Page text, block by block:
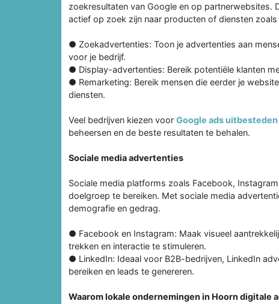
zoekresultaten van Google en op partnerwebsites.
actief op zoek zijn naar producten of diensten zoals
● Zoekadvertenties: Toon je advertenties aan
voor je bedrijf.
● Display-advertenties: Bereik potentiële klanten
● Remarketing: Bereik mensen die eerder je
diensten.
Veel bedrijven kiezen voor Google ads uitbesteden
beheersen en de beste resultaten te behalen.
Sociale media advertenties
Sociale media platforms zoals Facebook,
doelgroep te bereiken. Met sociale media
demografie en gedrag.
● Facebook en Instagram: Maak visueel
trekken en interactie te stimuleren.
● LinkedIn: Ideaal voor B2B-bedrijven, LinkedIn
bereiken en leads te genereren.
Waarom lokale ondernemingen in Hoorn digitale